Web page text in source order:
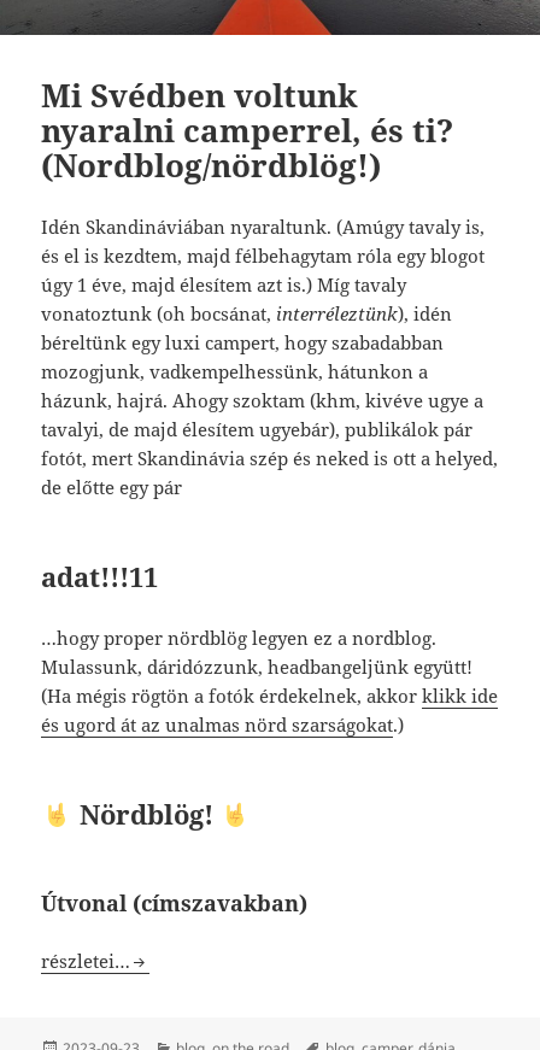
Mi Svédben voltunk
nyaralni camperrel, és ti?
(Nordblog/nördblög!)
Idén Skandináviában nyaraltunk. (Amúgy tavaly is,
és el is kezdtem, majd félbehagytam róla egy blogot
úgy 1 éve, majd élesítem azt is.) Míg tavaly
vonatoztunk (oh bocsánat, interréleztünk), idén
béreltünk egy luxi campert, hogy szabadabban
mozogjunk, vadkempelhessünk, hátunkon a
házunk, hajrá. Ahogy szoktam (khm, kivéve ugye a
tavalyi, de majd élesítem ugyebár), publikálok pár
fotót, mert Skandinávia szép és neked is ott a helyed,
de előtte egy pár
adat!!!11
…hogy proper nördblög legyen ez a nordblog.
Mulassunk, dáridózzunk, headbangeljünk együtt!
(Ha mégis rögtön a fotók érdekelnek, akkorklikk ide
és ugord át az unalmas nörd szarságokat.)
Nördblög!
Útvonal (címszavakban)
Mi Svédben voltunk nyaralni camperrel, és ti?
részletei…